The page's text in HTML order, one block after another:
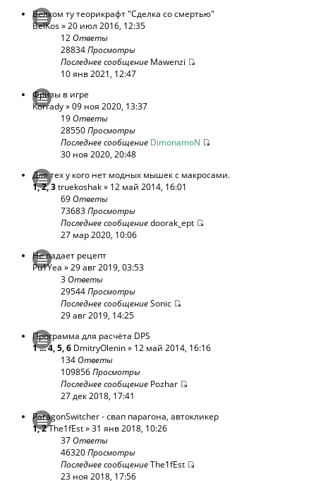
Велком ту теорикрафт "Сделка со смертью"
BelKos» 20 июл 2016, 12:35
12Ответы
28834Просмотры
Последнее сообщение Mawenzi
10 янв 2021, 12:47
Фризы в игре
Korrady» 09 ноя 2020, 13:37
19Ответы
28550Просмотры
Последнее сообщение DimonamoN
30 ноя 2020, 20:48
Для тех у кого нет модных мышек с макросами.
1,2,3truekoshak» 12 май 2014, 16:01
69Ответы
73683Просмотры
Последнее сообщениеdoorak_ept
27 мар 2020, 10:06
Не падает рецепт
Pu1Yea » 29 авг 2019, 03:53
3Ответы
29544Просмотры
Последнее сообщениеSonic
29 авг 2019, 14:25
Программа для расчёта DPS
1...4,5,6 DmitryOlenin» 12 май 2014, 16:16
134Ответы
109856Просмотры
Последнее сообщение Pozhar
27 дек 2018, 17:41
ParagonSwitcher - cвап парагона, автокликер
1,2The1fEst» 31 янв 2018, 10:26
37Ответы
46320Просмотры
Последнее сообщениеThe1fEst
23 ноя 2018, 17:56